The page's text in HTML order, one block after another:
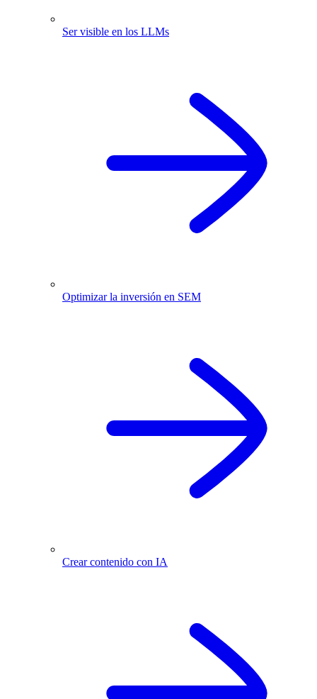
Ser visible en los LLMs
Optimizar la inversión en SEM
Crear contenido con IA